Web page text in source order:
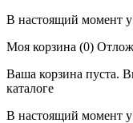
В настоящий момент
Моя корзина (0)
Ваша корзина пуста.
каталоге
В настоящий момент